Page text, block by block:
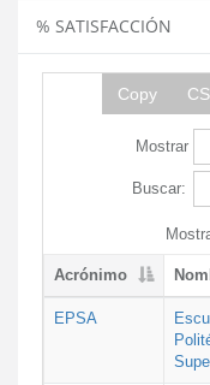
% SATISFACCIÓN
Copy
Mostrar
Buscar:
Acrónimo
EPSA